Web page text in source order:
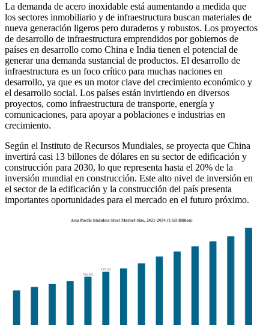
La demanda de acero inoxidable está aumentando a medida que
los sectores inmobiliario y de infraestructura buscan materiales de
nueva generación ligeros pero duraderos y robustos. Los proyectos
de desarrollo de infraestructura emprendidos por gobiernos de
países en desarrollo como China e India tienen el potencial de
generar una demanda sustancial de productos. El desarrollo de
infraestructura es un foco crítico para muchas naciones en
desarrollo, ya que es un motor clave del crecimiento económico y
el desarrollo social. Los países están invirtiendo en diversos
proyectos, como infraestructura de transporte, energía y
comunicaciones, para apoyar a poblaciones e industrias en
crecimiento.
Según el Instituto de Recursos Mundiales, se proyecta que China
invertirá casi 13 billones de dólares en su sector de edificación y
construcción para 2030, lo que representa hasta el 20% de la
inversión mundial en construcción. Este alto nivel de inversión en
el sector de la edificación y la construcción del país presenta
importantes oportunidades para el mercado en el futuro próximo.